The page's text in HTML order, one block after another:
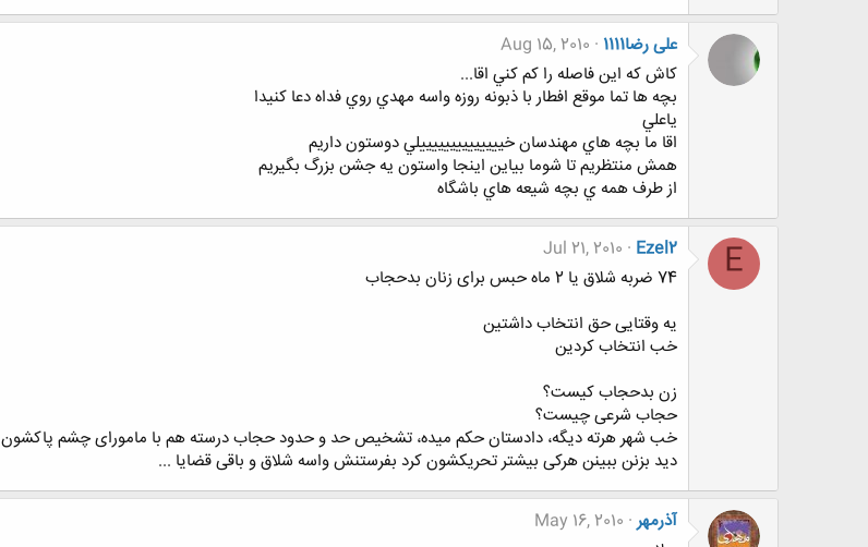
علی رضا1111
Aug 15, 2010
كاش كه اين فاصله را كم كني اقا...
بچه ها تما موقع افطار با ذبونه روزه واسه مهدي روي فداه دعا كنيدا
ياعلي
اقا ما بچه هاي مهندسان خييييييييييييييلي دوستون داريم
همش منتظريم تا شوما بياين اينجا واستون يه جشن بزرگ بگيريم
از طرف همه ي بچه شيعه هاي باشگاه
E
Ezel2
Jul 21, 2010
74 ضربه شلاق یا 2 ماه حبس برای زنان بدحجاب
یه وقتایی حق انتخاب داشتین
خب انتخاب کردین
زن بدحجاب کیست؟
حجاب شرعی چیست؟
خب شهر هرته دیگه، دادستان حکم میده، تشخیص حد و حدود حجاب درسته هم با مامورای چشم پاکشون
دید بزنن ببینن هرکی بیشتر تحریکشون کرد بفرستنش واسه شلاق و باقی قضایا ...
آذرمهر May 16, 2010